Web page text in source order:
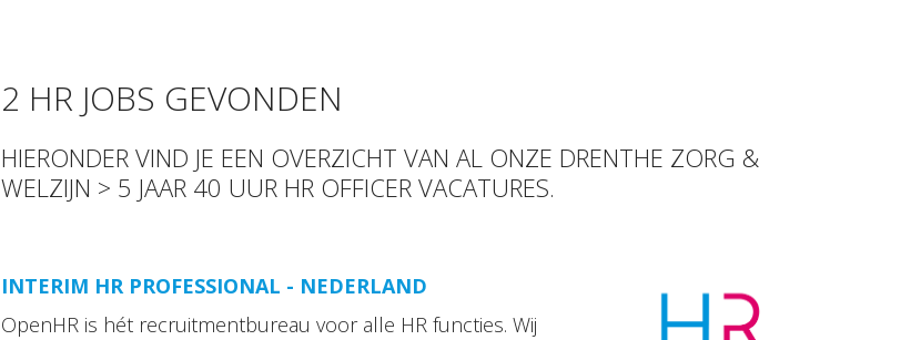
2 HR JOBS GEVONDEN
HIERONDER VIND JE EEN OVERZICHT VAN AL ONZE DRENTHE ZORG &
WELZIJN > 5 JAAR 40 UUR HR OFFICER VACATURES.
INTERIM HR PROFESSIONAL - NEDERLAND
OpenHR is hét recruitmentbureau voor alle HR functies. Wij